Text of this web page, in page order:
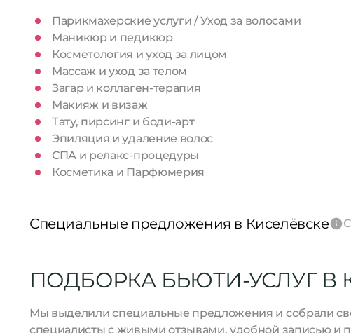
Парикмахерские услуги / Уход за волосами
Маникюр и педикюр
Косметология и уход за лицом
Массаж и уход за телом
Загар и коллаген-терапия
Макияж и визаж
Тату, пирсинг и боди-арт
Эпиляция и удаление волос
СПА и релакс-процедуры
Косметика и Парфюмерия
Специальные предложения в Киселёвске
ПОДБОРКА БЬЮТИ-УСЛУГ В
Мы выделили специальные предложения и собрали
специалисты с живыми отзывами, удобной записью и